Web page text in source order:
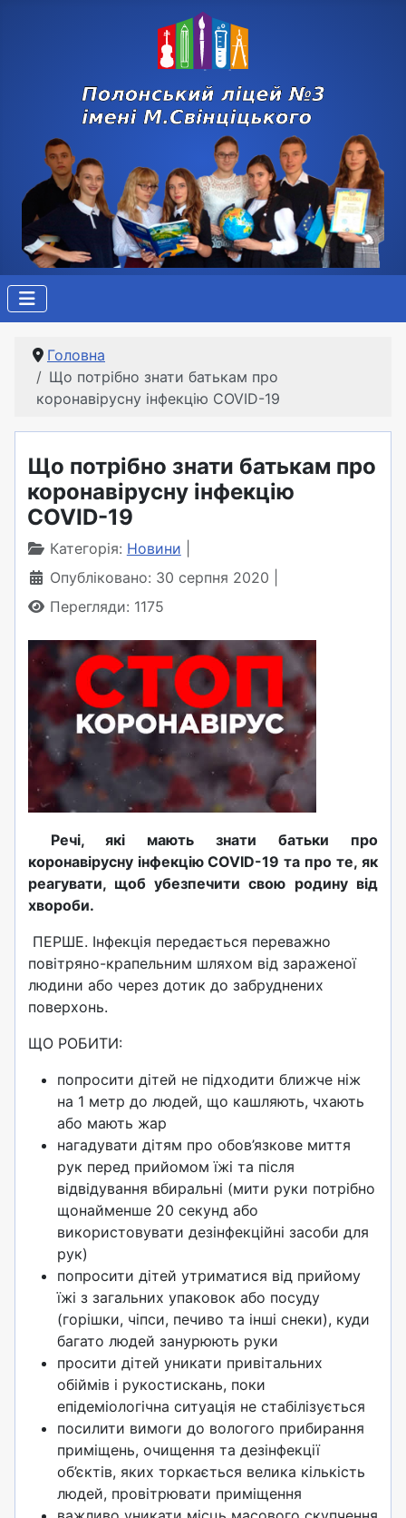
Головна
Що потрібно знати батькам про
коронавірусну інфекцію COVID-19
Що потрібно знати батькам про
коронавірусну інфекцію
COVID-19
Категорія: Новини
Опубліковано: 30 серпня 2020
Перегляди: 1175
Речі, які мають знати батьки про
коронавірусну інфекцію COVID-19 та про те, як
реагувати, щоб убезпечити свою родину від
хвороби.
ПЕРШЕ. Інфекція передається переважно
повітряно-крапельним шляхом від зараженої
людини або через дотик до забруднених
поверхонь.
ЩО РОБИТИ:
попросити дітей не підходити ближче ніж
на 1 метр до людей, що кашляють, чхають
або мають жар
нагадувати дітям про обов’язкове миття
рук перед прийомом їжі та після
відвідування вбиральні (мити руки потрібно
щонайменше 20 секунд або
використовувати дезінфекційні засоби для
рук)
попросити дітей утриматися від прийому
їжі з загальних упаковок або посуду
(горішки, чіпси, печиво та інші снеки), куди
багато людей занурюють руки
просити дітей уникати привітальних
обіймів і рукостискань, поки
епідеміологічна ситуація не стабілізується
посилити вимоги до вологого прибирання
приміщень, очищення та дезінфекції
об’єктів, яких торкається велика кількість
людей, провітрювати приміщення